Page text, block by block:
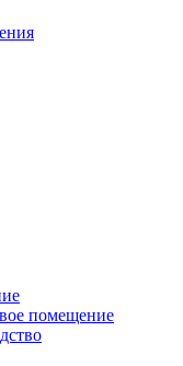
помещение